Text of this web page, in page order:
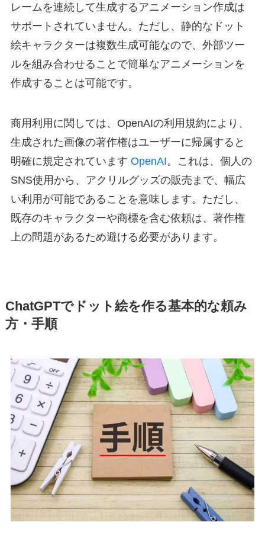
レームを連続して生成するアニメーション作成は
サポートされていません。ただし、静的なドット
絵キャラクターは複数生成可能なので、外部ツー
ルを組み合わせることで簡単なアニメーションを
作成することは可能です。
商用利用に関しては、OpenAIの利用規約により、
生成された画像の著作権はユーザーに帰属すると
明確に規定されています OpenAI。これは、個人の
SNS使用から、アクリルグッズの販売まで、幅広
い利用が可能であることを意味します。ただし、
既存のキャラクターや商標を含む依頼は、著作権
上の問題があるため避ける必要があります。
ChatGPTでドット絵を作る基本的な頼み
方・手順